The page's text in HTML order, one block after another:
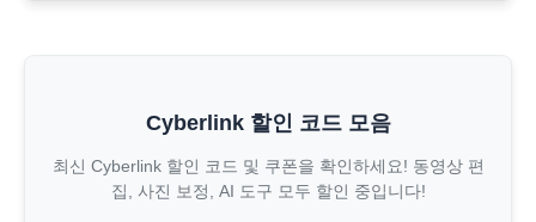
Cyberlink 할인 코드 모음
최신 Cyberlink 할인 코드 및 쿠폰을 확인하세요! 동영상 편
집, 사진 보정, AI 도구 모두 할인 중입니다!